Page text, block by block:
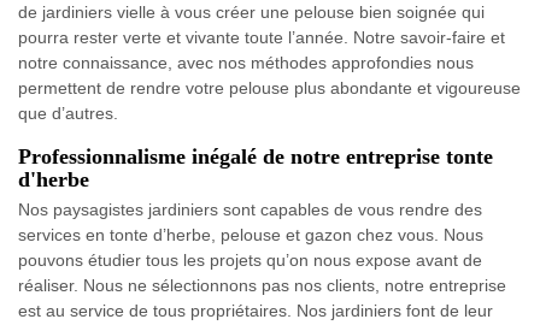
de jardiniers vielle à vous créer une pelouse bien soignée qui
pourra rester verte et vivante toute l’année. Notre savoir-faire et
notre connaissance, avec nos méthodes approfondies nous
permettent de rendre votre pelouse plus abondante et vigoureuse
que d’autres.
Professionnalisme inégalé de notre entreprise tonte
d'herbe
Nos paysagistes jardiniers sont capables de vous rendre des
services en tonte d’herbe, pelouse et gazon chez vous. Nous
pouvons étudier tous les projets qu’on nous expose avant de
réaliser. Nous ne sélectionnons pas nos clients, notre entreprise
est au service de tous propriétaires. Nos jardiniers font de leur